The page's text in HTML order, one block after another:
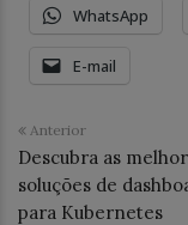
WhatsApp
E-mail
Anterior
Descubra as
soluções de
para Kubernetes